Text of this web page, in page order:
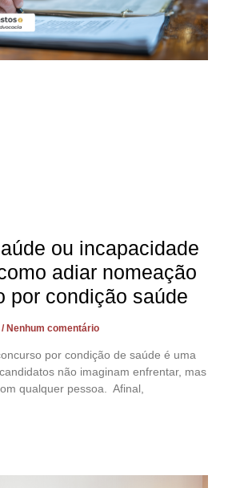
ou incapacidade
adiar nomeação
por condição saúde
Nenhum comentário
por condição de saúde é uma
não imaginam enfrentar, mas
qualquer pessoa. Afinal,